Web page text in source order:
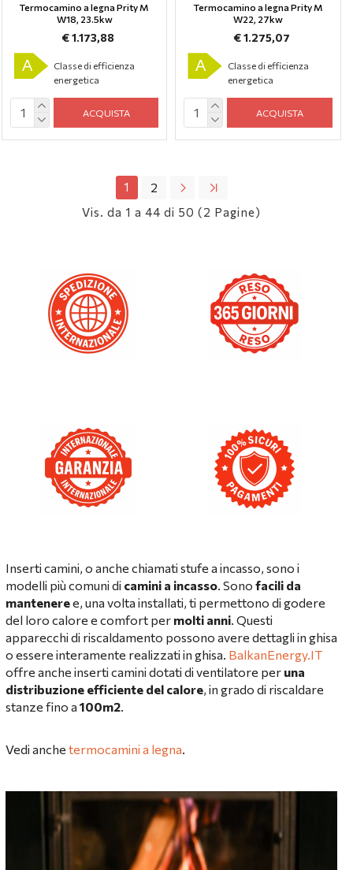
Termocamino a legna Prity M
W18, 23.5kw
€ 1.173,88
A
Classe di efficienza
energetica
ACQUISTA
Termocamino a legna Prity M
W22, 27kw
€ 1.275,07
A
Classe di efficienza
energetica
ACQUISTA
1 2
Vis. da 1 a 44 di 50 (2 Pagine)
Inserti camini, o anche chiamati stufe a incasso, sono i
modelli più comuni di camini a incasso . Sono facili da
manteneree, una volta installati, ti permettono di godere
del loro calore e comfort per molti anni . Questi
apparecchi di riscaldamento possono avere dettagli in ghisa
o essere interamente realizzati in ghisa. BalkanEnergy.IT
offre anche inserti camini dotati di ventilatore per una
distribuzione efficiente del calore, in grado di riscaldare
stanze fino a 100m2
Vedi anche termocamini a legna